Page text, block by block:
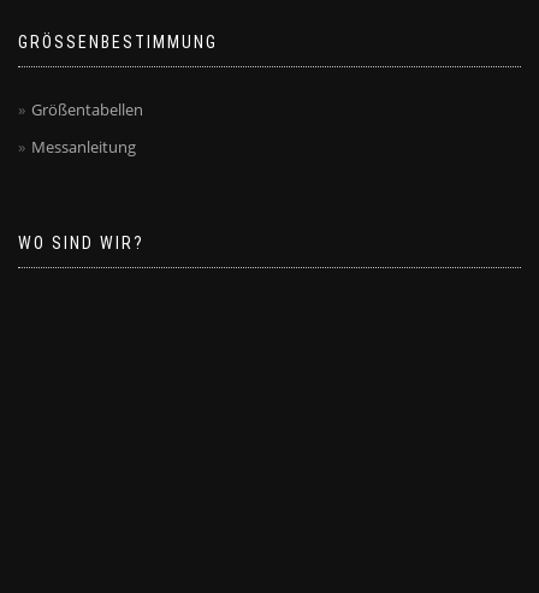
GRÖSSENBESTIMMUNG
Größentabellen
Messanleitung
WO SIND WIR?